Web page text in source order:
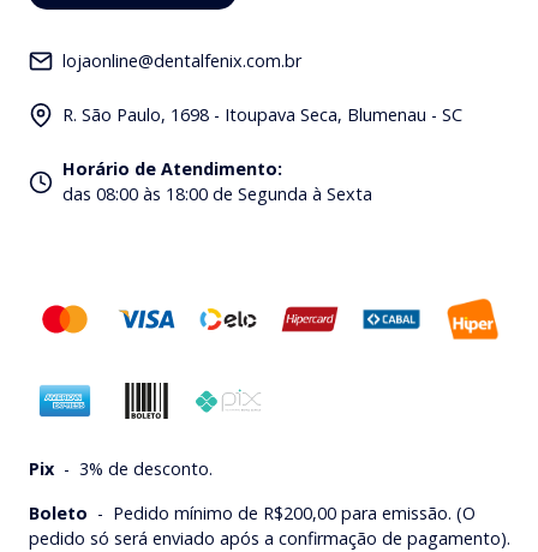
lojaonline@dentalfenix.com.br
R. São Paulo, 1698 - Itoupava Seca, Blumenau - SC
Horário de Atendimento:
das 08:00 às 18:00 de Segunda à Sexta
Pix - 3% de desconto.
Boleto - Pedido mínimo de R$200,00 para emissão. (O
pedido só será enviado após a confirmação de pagamento).